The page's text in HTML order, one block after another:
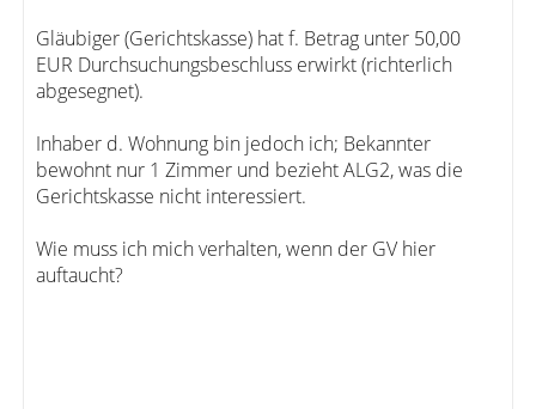
Gläubiger (Gerichtskasse) hat f. Betrag unter 50,00
EUR Durchsuchungsbeschluss erwirkt (richterlich
abgesegnet).
Inhaber d. Wohnung bin jedoch ich; Bekannter
bewohnt nur 1 Zimmer und bezieht ALG2, was die
Gerichtskasse nicht interessiert.
Wie muss ich mich verhalten, wenn der GV hier
auftaucht?